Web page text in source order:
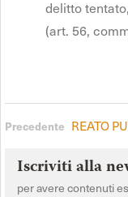
delitto
(art. 56,
Precedente REATO
Iscriviti alla
per avere contenuti